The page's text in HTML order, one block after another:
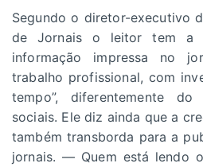
Segundo o diretor-executivo
de Jornais o leitor tem a
informação impressa no
trabalho profissional, com
tempo”, diferentemente
sociais. Ele diz ainda que a
também transborda para a
jornais. — Quem está lendo